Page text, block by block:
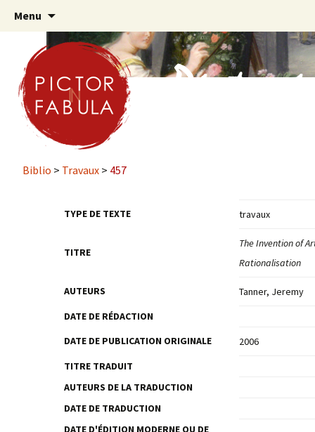
Menu
contenu
Biblio > Travaux > 457
TYPE DE TEXTE travaux
TITRE
The Invention of
Rationalisation
AUTEURS
Tanner, Jeremy
DATE DE RÉDACTION
DATE DE PUBLICATION ORIGINALE
2006
TITRE TRADUIT
AUTEURS DE LA TRADUCTION
DATE DE TRADUCTION
DATE D'ÉDITION MODERNE OU DE